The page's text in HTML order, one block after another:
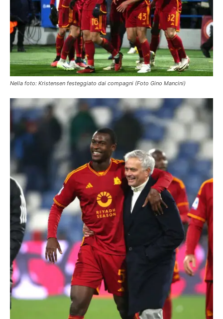
Nella foto: Kristensen festeggiato dai compagni (Foto Gino Mancini)